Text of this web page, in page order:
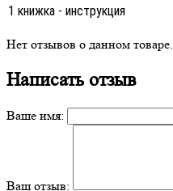
1 книжка - инструкция
Нет отзывов о данном товаре.
Написать отзыв
Ваше имя:
Ваш отзыв: